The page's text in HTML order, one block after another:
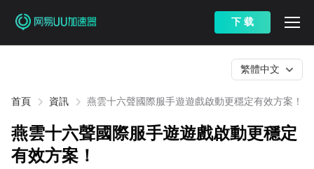
下 载
首頁 資訊 燕雲十六聲國際服手遊遊戲啟動更穩定有效方案！
繁體中文
燕雲十六聲國際服手遊遊戲啟動更穩定
有效方案！